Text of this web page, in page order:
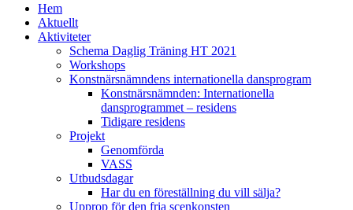
Hem
Aktuellt
Aktiviteter
Schema Daglig Träning HT 2021
Workshops
Konstnärsnämndens internationella dansprogram
Konstnärsnämnden: Internationella
dansprogrammet – residens
Tidigare residens
Projekt
Genomförda
VASS
Utbudsdagar
Har du en föreställning du vill sälja?
Upprop för den fria scenkonsten